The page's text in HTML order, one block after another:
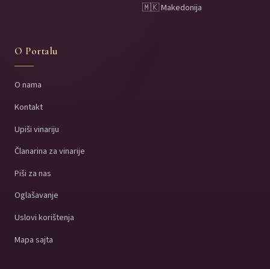
🇲🇰 Makedonija
O Portalu
O nama
Kontakt
Upiši vinariju
Članarina za vinarije
Piši za nas
Oglašavanje
Uslovi korištenja
Mapa sajta